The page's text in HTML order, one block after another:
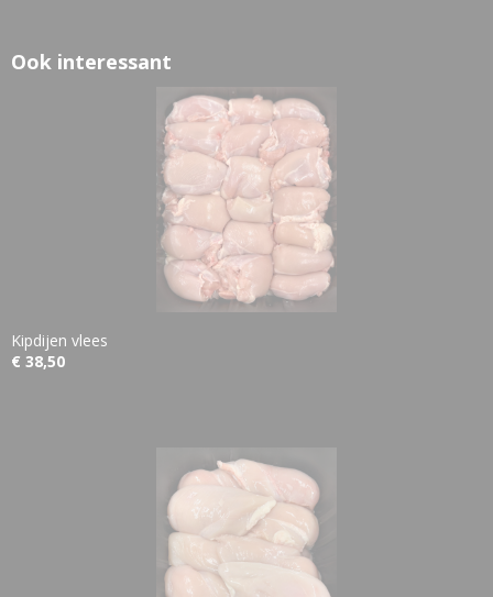
Ook interessant
Kipdijen vlees
€ 38,50